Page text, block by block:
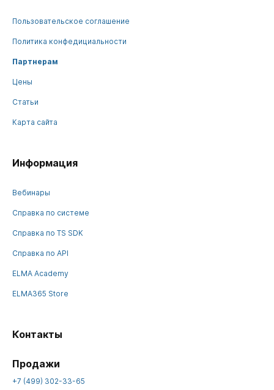
Пользовательское соглашение
Политика конфедициальности
Партнерам
Цены
Статьи
Карта сайта
Информация
Вебинары
Справка по системе
Справка по TS SDK
Справка по API
ELMA Academy
ELMA365 Store
Контакты
Продажи
+7 (499) 302-33-65